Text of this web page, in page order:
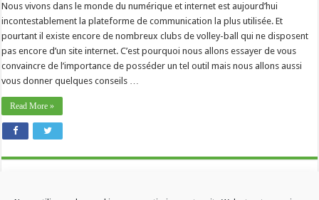
Nous vivons dans le monde du numérique et internet est aujourd’hui
incontestablement la plateforme de communication la plus utilisée. Et
pourtant il existe encore de nombreux clubs de volley-ball qui ne disposent
pas encore d’un site internet. C’est pourquoi nous allons essayer de vous
convaincre de l’importance de posséder un tel outil mais nous allons aussi
vous donner quelques conseils …
Read More »